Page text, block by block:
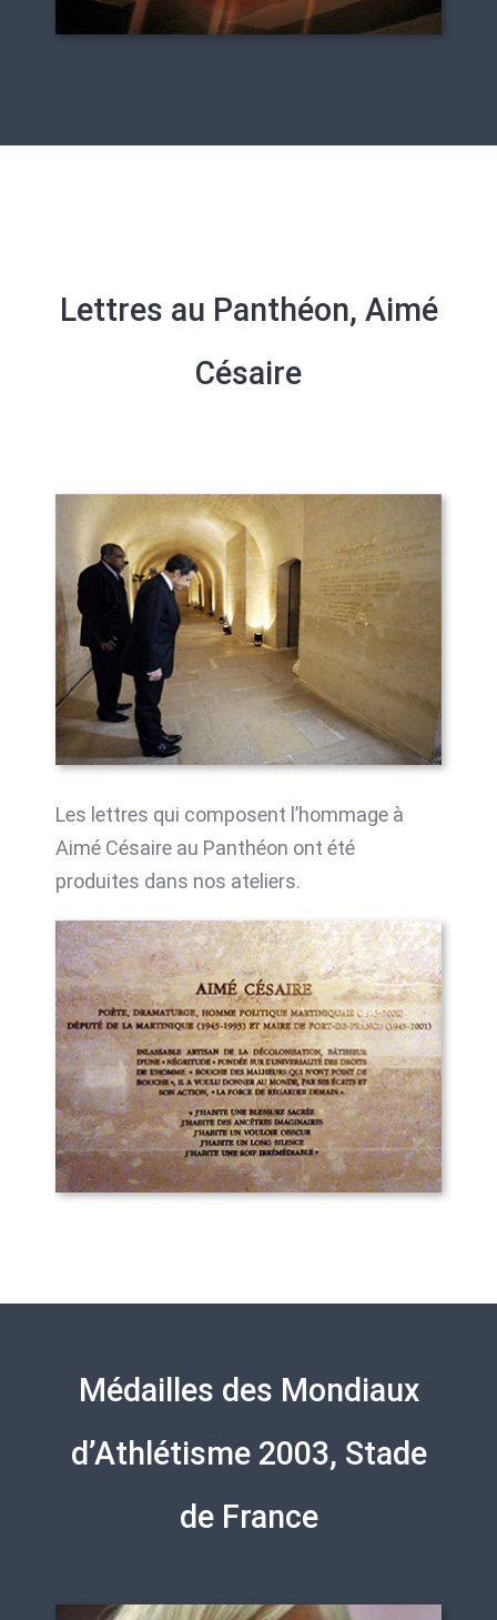
Lettres au Panthéon, Aimé
Césaire
Les lettres qui composent l’hommage à
Aimé Césaire au Panthéon ont été
produites dans nos ateliers.
Médailles des Mondiaux
d’Athlétisme 2003, Stade
de France